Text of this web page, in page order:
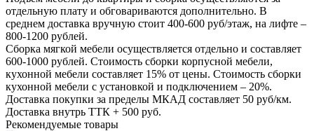
отдельную плату и обговариваются дополнительно. В
среднем доставка вручную стоит 400-600 руб/этаж, на лифте –
800-1200 рублей.
Сборка мягкой мебели осуществляется отдельно и составляет
600-1000 рублей. Стоимость сборки корпусной мебели,
кухонной мебели составляет 15% от цены. Стоимость сборки
кухонной мебели с установкой и подключением – 20%.
Доставка покупки за пределы МКАД составляет 50 руб/км.
Доставка внутрь ТТК + 500 руб.
Рекомендуемые товары